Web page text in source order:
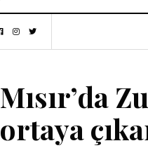
Mısır’da
ortaya